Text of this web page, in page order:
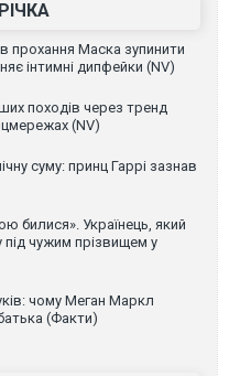
прохання Маска зупинити
інтимні дипфейки (NV)
походів через тренд
(NV)
суму: принц Гаррі зазнав
билися». Українець, який
під чужим прізвищем у
чому Меган Маркл
(Факти)